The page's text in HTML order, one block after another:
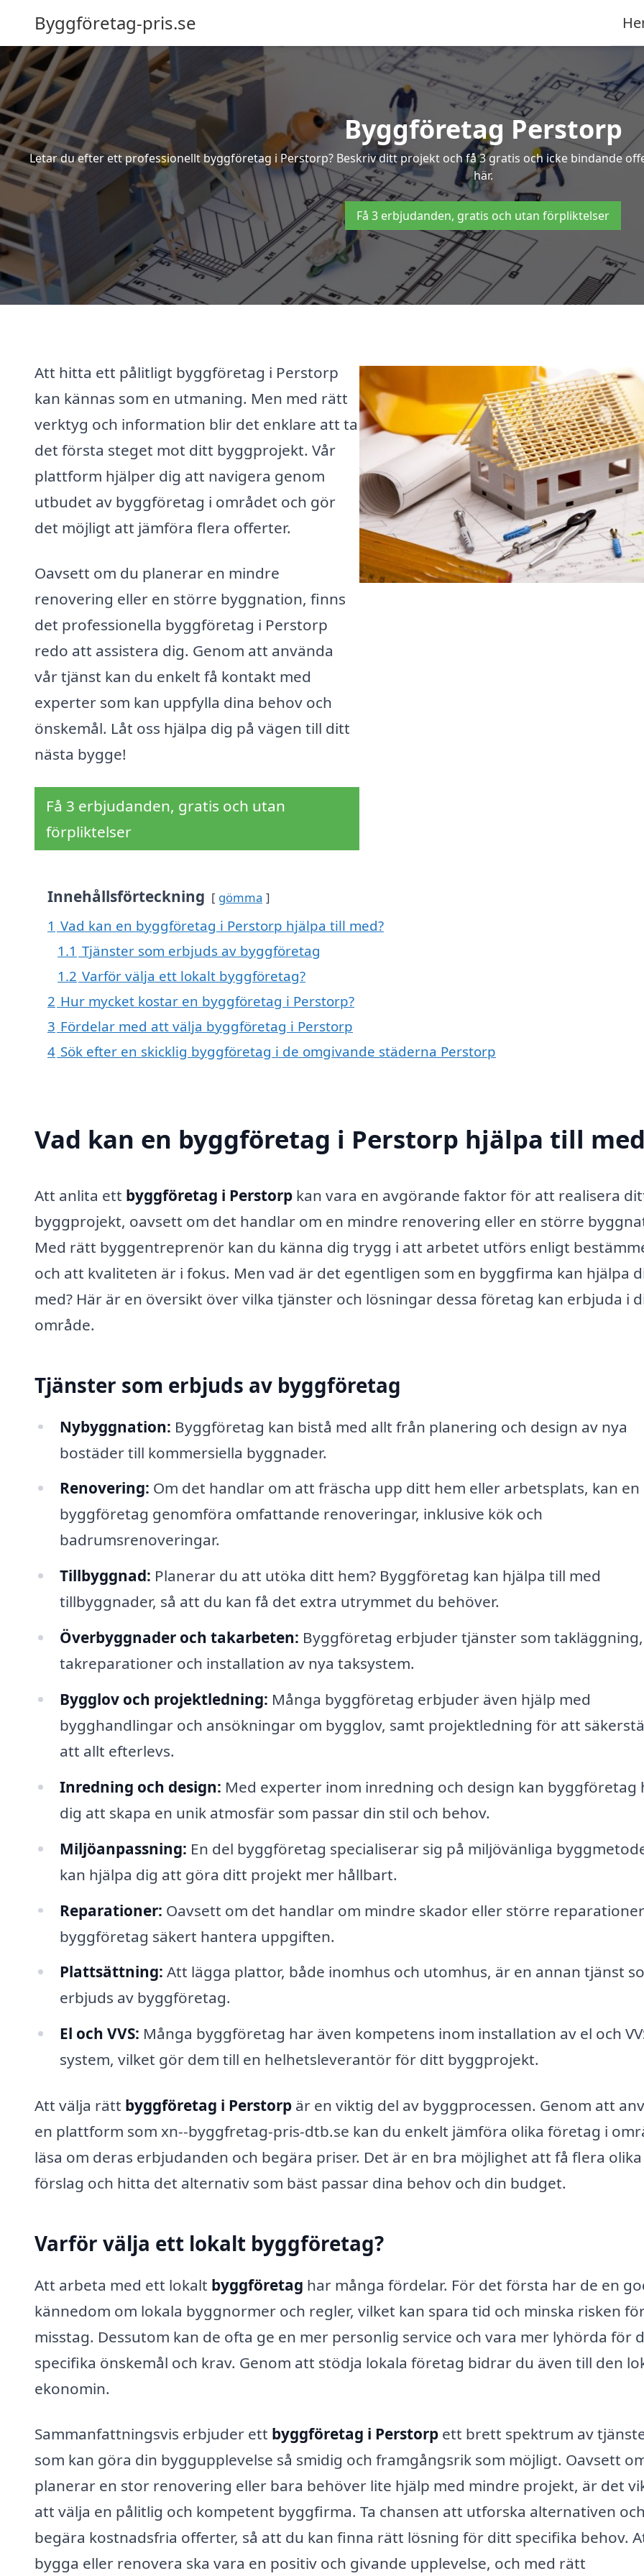
Byggföretag-pris.se
Byggföretag Perstorp
Letar du efter ett professionellt byggföretag i Perstorp? Beskriv ditt projekt och få 3 gratis och icke bindande
här.
Få 3 erbjudanden, gratis och utan förpliktelser
Att hitta ett pålitligt byggföretag i Perstorp
kan kännas som en utmaning. Men med rätt
verktyg och information blir det enklare att ta
det första steget mot ditt byggprojekt. Vår
plattform hjälper dig att navigera genom
utbudet av byggföretag i området och gör
det möjligt att jämföra flera offerter.
Oavsett om du planerar en mindre
renovering eller en större byggnation, finns
det professionella byggföretag i Perstorp
redo att assistera dig. Genom att använda
vår tjänst kan du enkelt få kontakt med
experter som kan uppfylla dina behov och
önskemål. Låt oss hjälpa dig på vägen till ditt
nästa bygge!
Få 3 erbjudanden, gratis och utan
förpliktelser
Innehållsförteckning gömma
1 Vad kan en byggföretag i Perstorp hjälpa till med?
1.1 Tjänster som erbjuds av byggföretag
1.2 Varför välja ett lokalt byggföretag?
2 Hur mycket kostar en byggföretag i Perstorp?
3 Fördelar med att välja byggföretag i Perstorp
4 Sök efter en skicklig byggföretag i de omgivande städerna Perstorp
Vad kan en byggföretag i Perstorp hjälpa till
Att anlita ett byggföretag i Perstorp kan vara en avgörande faktor för att realisera
byggprojekt, oavsett om det handlar om en mindre renovering eller en större
Med rätt byggentreprenör kan du känna dig trygg i att arbetet utförs enligt
och att kvaliteten är i fokus. Men vad är det egentligen som en byggfirma kan hjälpa
med? Här är en översikt över vilka tjänster och lösningar dessa företag kan erbjuda i
område.
Tjänster som erbjuds av byggföretag
Nybyggnation: Byggföretag kan bistå med allt från planering och design av nya
bostäder till kommersiella byggnader.
Renovering: Om det handlar om att fräscha upp ditt hem eller arbetsplats, kan en
byggföretag genomföra omfattande renoveringar, inklusive kök och
badrumsrenoveringar.
Tillbyggnad: Planerar du att utöka ditt hem? Byggföretag kan hjälpa till med
tillbyggnader, så att du kan få det extra utrymmet du behöver.
Överbyggnader och takarbeten: Byggföretag erbjuder tjänster som takläggning,
takreparationer och installation av nya taksystem.
Bygglov och projektledning: Många byggföretag erbjuder även hjälp med
bygghandlingar och ansökningar om bygglov, samt projektledning för att
att allt efterlevs.
Inredning och design: Med experter inom inredning och design kan byggföretag
dig att skapa en unik atmosfär som passar din stil och behov.
Miljöanpassning: En del byggföretag specialiserar sig på miljövänliga
kan hjälpa dig att göra ditt projekt mer hållbart.
Reparationer: Oavsett om det handlar om mindre skador eller större
byggföretag säkert hantera uppgiften.
Plattsättning: Att lägga plattor, både inomhus och utomhus, är en annan tjänst
erbjuds av byggföretag.
El och VVS: Många byggföretag har även kompetens inom installation av el och
system, vilket gör dem till en helhetsleverantör för ditt byggprojekt.
Att välja rätt byggföretag i Perstorp är en viktig del av byggprocessen. Genom att
en plattform som xn--byggfretag-pris-dtb.se kan du enkelt jämföra olika företag i
läsa om deras erbjudanden och begära priser. Det är en bra möjlighet att få flera olika
förslag och hitta det alternativ som bäst passar dina behov och din budget.
Varför välja ett lokalt byggföretag?
Att arbeta med ett lokalt byggföretag har många fördelar. För det första har de en
kännedom om lokala byggnormer och regler, vilket kan spara tid och minska risken
misstag. Dessutom kan de ofta ge en mer personlig service och vara mer lyhörda för
specifika önskemål och krav. Genom att stödja lokala företag bidrar du även till den
ekonomin.
Sammanfattningsvis erbjuder ett byggföretag i Perstorp ett brett spektrum av
som kan göra din byggupplevelse så smidig och framgångsrik som möjligt. Oavsett
planerar en stor renovering eller bara behöver lite hjälp med mindre projekt, är det
att välja en pålitlig och kompetent byggfirma. Ta chansen att utforska alternativen
begära kostnadsfria offerter, så att du kan finna rätt lösning för ditt specifika behov.
bygga eller renovera ska vara en positiv och givande upplevelse, och med rätt